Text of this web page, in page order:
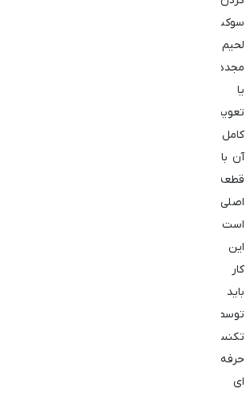
سوکت
لحیم
مجدد
یا
تعویض
کامل
آن با
قطعه
اصلی
است.
این
کار
باید
توسط
تکنسین
حرفه
ای